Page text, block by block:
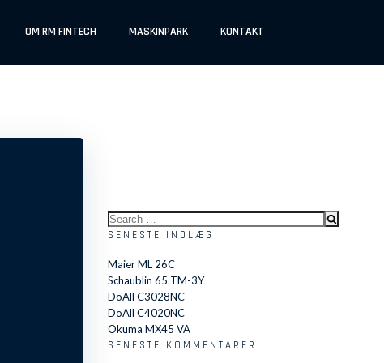
OM RM FINTECH MASKINPARK KONTAKT
Search
for:
SENESTE INDLÆG
Maier ML 26C
Schaublin 65 TM-3Y
DoAll C3028NC
DoAll C4020NC
Okuma MX45 VA
SENESTE KOMMENTARER